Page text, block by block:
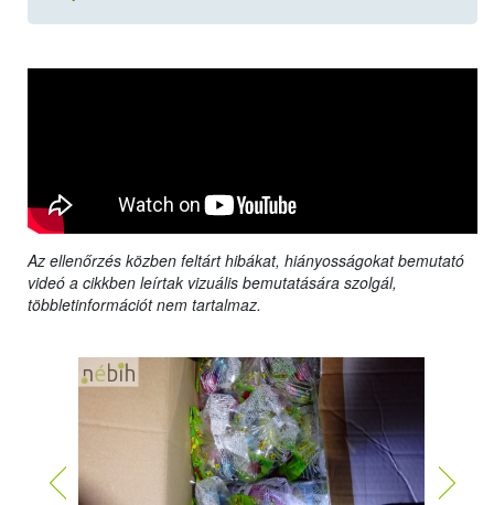
Az ellenőrzés közben feltárt hibákat, hiányosságokat bemutató
videó a cikkben leírtak vizuális bemutatására szolgál,
többletinformációt nem tartalmaz.